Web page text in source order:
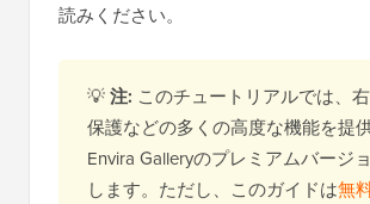
読みください。
💡注: このチュートリアルでは、
保護などの多くの高度な機能を提
Envira Galleryのプレミアムバージ
します。ただし、このガイドは無